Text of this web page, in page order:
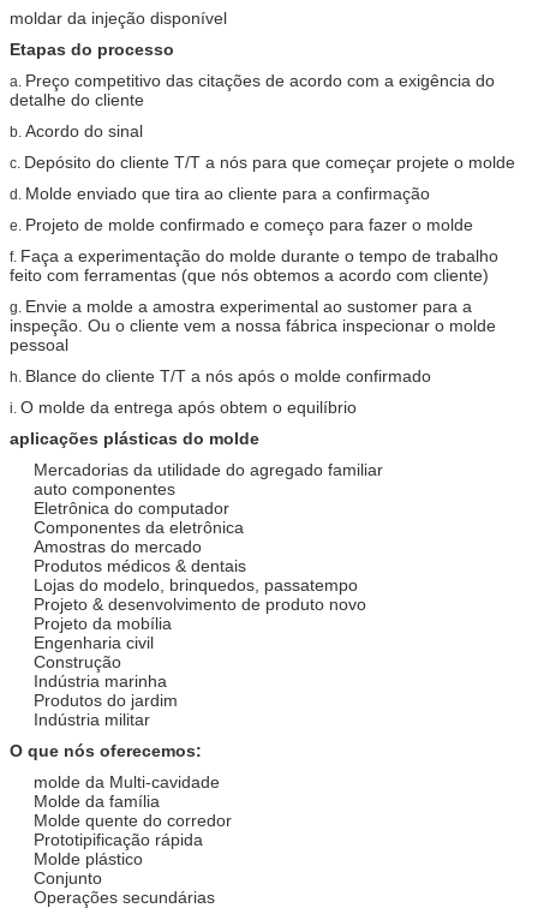
moldar da injeção disponível
Etapas do processo
a. Preço competitivo das citações de acordo com a exigência do
detalhe do cliente
b. Acordo do sinal
c. Depósito do cliente T/T a nós para que começar projete o molde
d. Molde enviado que tira ao cliente para a confirmação
e. Projeto de molde confirmado e começo para fazer o molde
f. Faça a experimentação do molde durante o tempo de trabalho
feito com ferramentas (que nós obtemos a acordo com cliente)
g. Envie a molde a amostra experimental ao sustomer para a
inspeção. Ou o cliente vem a nossa fábrica inspecionar o molde
pessoal
h. Blance do cliente T/T a nós após o molde confirmado
i. O molde da entrega após obtem o equilíbrio
aplicações plásticas do molde
Mercadorias da utilidade do agregado familiar
auto componentes
Eletrônica do computador
Componentes da eletrônica
Amostras do mercado
Produtos médicos & dentais
Lojas do modelo, brinquedos, passatempo
Projeto & desenvolvimento de produto novo
Projeto da mobília
Engenharia civil
Construção
Indústria marinha
Produtos do jardim
Indústria militar
O que nós oferecemos:
molde da Multi-cavidade
Molde da família
Molde quente do corredor
Prototipificação rápida
Molde plástico
Conjunto
Operações secundárias